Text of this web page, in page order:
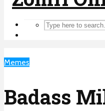
Memes
Badass